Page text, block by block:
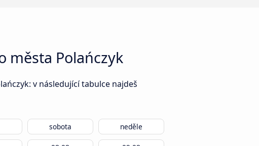
města Polańczyk
v následující tabulce najdeš
sobota neděle